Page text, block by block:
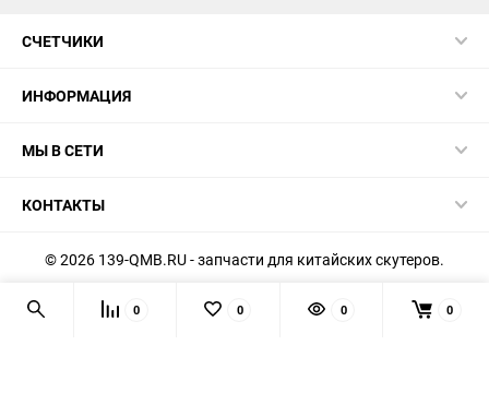
СЧЕТЧИКИ
ИНФОРМАЦИЯ
МЫ В СЕТИ
КОНТАКТЫ
© 2026 139-QMB.RU - запчасти для китайских скутеров.
Мы получаем и обрабатываем персональные данные
посетителей нашего сайта в соответствии с
официальной
0 0 0 0